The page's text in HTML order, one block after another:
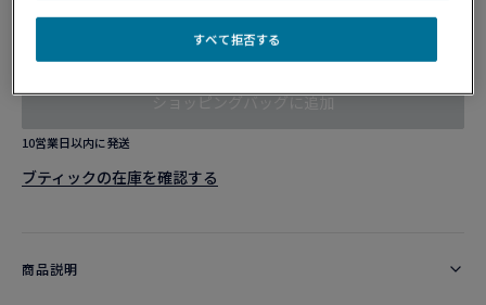
カスタマイズ
ショッピングバッグに追加
10営業日以内に発送
ブティックの在庫を確認する​
商品説明
すべて拒否する